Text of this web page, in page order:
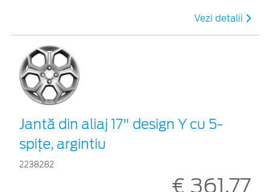
Vezi detalii
Jantă din aliaj 17" design Y cu 5-
spiţe, argintiu
2238282
€ 361,77